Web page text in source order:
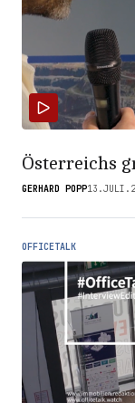
Österreichs
GERHARD POPP
OFFICETALK